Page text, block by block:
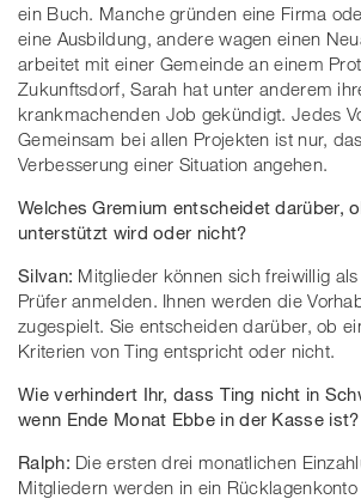
ein Buch. Manche gründen eine Firma
eine Ausbildung, andere wagen einen
arbeitet mit einer Gemeinde an einem
Zukunftsdorf, Sarah hat unter anderem
krankmachenden Job gekündigt. Jedes
Gemeinsam bei allen Projekten ist nur,
Verbesserung einer Situation angehen.
Welches Gremium entscheidet darüber,
unterstützt wird oder nicht?
Silvan: Mitglieder können sich freiwillig
Prüfer anmelden. Ihnen werden die
zugespielt. Sie entscheiden darüber, ob
Kriterien von Ting entspricht oder nicht.
Wie verhindert Ihr, dass Ting nicht in
wenn Ende Monat Ebbe in der Kasse ist?
Ralph: Die ersten drei monatlichen
Mitgliedern werden in ein Rücklagenkonto